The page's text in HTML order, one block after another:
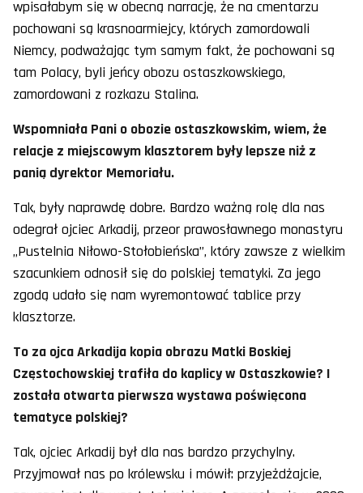
wpisałabym się w obecną narrację, że na cmentarzu
pochowani są krasnoarmiejcy, których zamordowali
Niemcy, podważając tym samym fakt, że pochowani są
tam Polacy, byli jeńcy obozu ostaszkowskiego,
zamordowani z rozkazu Stalina.
Wspomniała Pani o obozie ostaszkowskim, wiem, że
relacje z miejscowym klasztorem były lepsze niż z
panią dyrektor Memoriału.
Tak, były naprawdę dobre. Bardzo ważną rolę dla nas
odegrał ojciec Arkadij, przeor prawosławnego monastyru
„Pustelnia Niłowo-Stołobieńska”, który zawsze z wielkim
szacunkiem odnosił się do polskiej tematyki. Za jego
zgodą udało się nam wyremontować tablice przy
klasztorze.
To za ojca Arkadija kopia obrazu Matki Boskiej
Częstochowskiej trafiła do kaplicy w Ostaszkowie? I
została otwarta pierwsza wystawa poświęcona
tematyce polskiej?
Tak, ojciec Arkadij był dla nas bardzo przychylny.
Przyjmował nas po królewsku i mówił: przyjeżdżajcie,